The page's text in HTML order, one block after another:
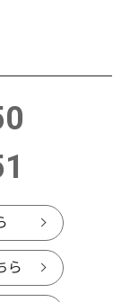
ら